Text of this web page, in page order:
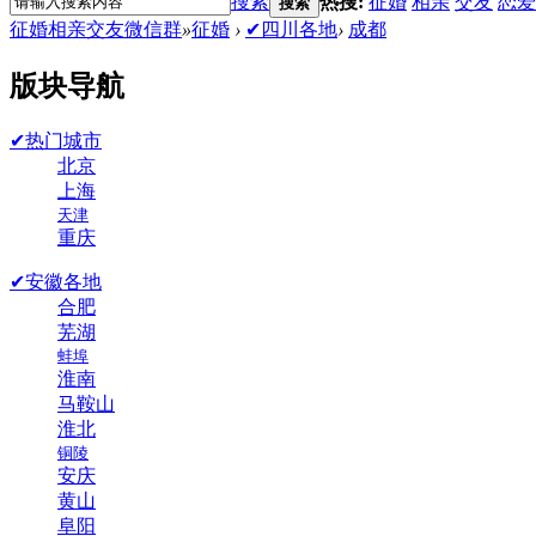
征婚相亲交友微信群»征婚 › ✔四川各地› 成都
版块导航
✔热门城市
北京
上海
天津
重庆
✔安徽各地
合肥
芜湖
蚌埠
淮南
马鞍山
淮北
铜陵
安庆
黄山
阜阳